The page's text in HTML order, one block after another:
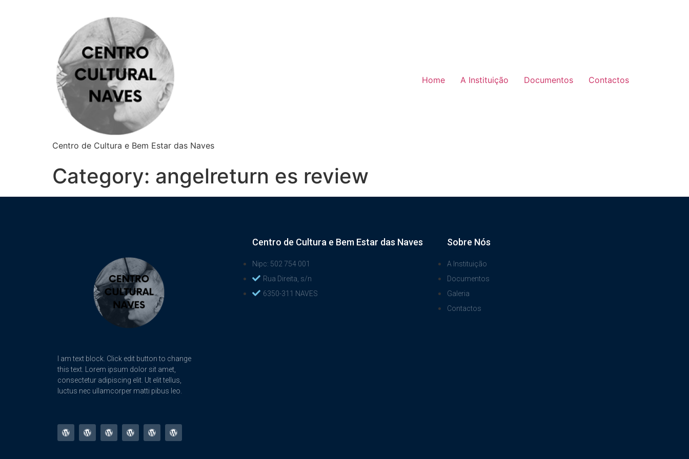
Centro de Cultura e Bem Estar das Naves
Home A Instituição Documentos Contactos
Category: angelreturn es review
I am text block. Click edit button to change
this text. Lorem ipsum dolor sit amet,
consectetur adipiscing elit. Ut elit tellus,
luctus nec ullamcorper matti pibus leo.
Centro de Cultura e Bem Estar das Naves
Nipc: 502 754 001
Rua Direita, s/n
6350-311 NAVES
Sobre Nós
A Instituição
Documentos
Galeria
Contactos